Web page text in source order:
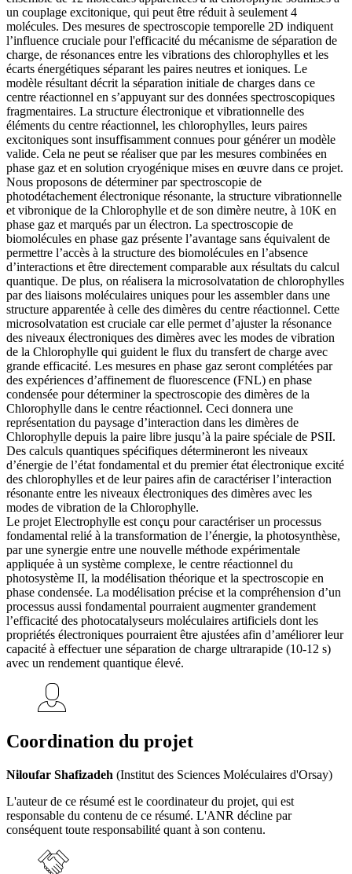
un couplage excitonique, qui peut être réduit à seulement 4
molécules. Des mesures de spectroscopie temporelle 2D indiquent
l’influence cruciale pour l'efficacité du mécanisme de séparation de
charge, de résonances entre les vibrations des chlorophylles et les
écarts énergétiques séparant les paires neutres et ioniques. Le
modèle résultant décrit la séparation initiale de charges dans ce
centre réactionnel en s’appuyant sur des données spectroscopiques
fragmentaires. La structure électronique et vibrationnelle des
éléments du centre réactionnel, les chlorophylles, leurs paires
excitoniques sont insuffisamment connues pour générer un modèle
valide. Cela ne peut se réaliser que par les mesures combinées en
phase gaz et en solution cryogénique mises en œuvre dans ce projet.
Nous proposons de déterminer par spectroscopie de
photodétachement électronique résonante, la structure vibrationnelle
et vibronique de la Chlorophylle et de son dimère neutre, à 10K en
phase gaz et marqués par un électron. La spectroscopie de
biomolécules en phase gaz présente l’avantage sans équivalent de
permettre l’accès à la structure des biomolécules en l’absence
d’interactions et être directement comparable aux résultats du calcul
quantique. De plus, on réalisera la microsolvatation de chlorophylles
par des liaisons moléculaires uniques pour les assembler dans une
structure apparentée à celle des dimères du centre réactionnel. Cette
microsolvatation est cruciale car elle permet d’ajuster la résonance
des niveaux électroniques des dimères avec les modes de vibration
de la Chlorophylle qui guident le flux du transfert de charge avec
grande efficacité. Les mesures en phase gaz seront complétées par
des expériences d’affinement de fluorescence (FNL) en phase
condensée pour déterminer la spectroscopie des dimères de la
Chlorophylle dans le centre réactionnel. Ceci donnera une
représentation du paysage d’interaction dans les dimères de
Chlorophylle depuis la paire libre jusqu’à la paire spéciale de PSII.
Des calculs quantiques spécifiques détermineront les niveaux
d’énergie de l’état fondamental et du premier état électronique excité
des chlorophylles et de leur paires afin de caractériser l’interaction
résonante entre les niveaux électroniques des dimères avec les
modes de vibration de la Chlorophylle.
Le projet Electrophylle est conçu pour caractériser un processus
fondamental relié à la transformation de l’énergie, la photosynthèse,
par une synergie entre une nouvelle méthode expérimentale
appliquée à un système complexe, le centre réactionnel du
photosystème II, la modélisation théorique et la spectroscopie en
phase condensée. La modélisation précise et la compréhension d’un
processus aussi fondamental pourraient augmenter grandement
l’efficacité des photocatalyseurs moléculaires artificiels dont les
propriétés électroniques pourraient être ajustées afin d’améliorer leur
capacité à effectuer une séparation de charge ultrarapide (10-12 s)
avec un rendement quantique élevé.
Coordination du projet
Niloufar Shafizadeh (Institut des Sciences Moléculaires d'Orsay)
L'auteur de ce résumé est le coordinateur du projet, qui est
responsable du contenu de ce résumé. L'ANR décline par
conséquent toute responsabilité quant à son contenu.